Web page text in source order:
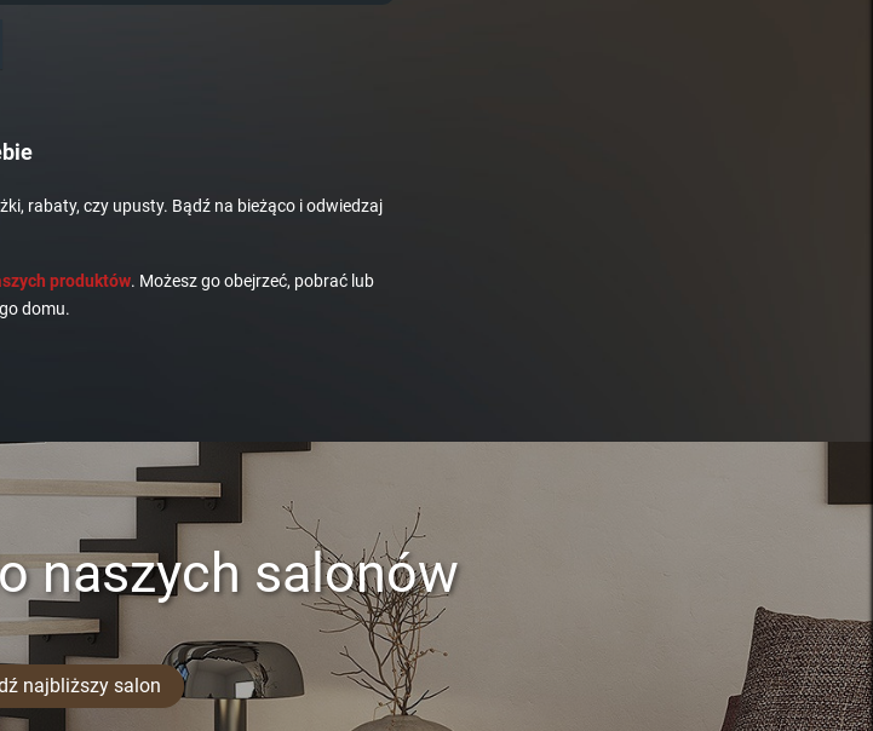
rabaty, czy upusty. Bądź na bieżąco i odwiedzaj
produktów. Możesz go obejrzeć, pobrać lub
domu.
naszych salonów
najbliższy salon